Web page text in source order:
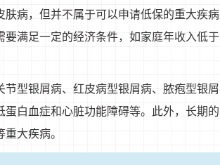
肤病，但并不属于可以申请低保的重大疾
要满足一定的经济条件，如家庭年收入低
节型银屑病、红皮病型银屑病、脓疱型银
蛋白血症和心脏功能障碍等。此外，长期
大疾病。